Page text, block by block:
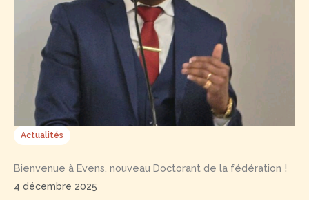
Actualités
Bienvenue à Evens, nouveau Doctorant de la fédération !
4 décembre 2025